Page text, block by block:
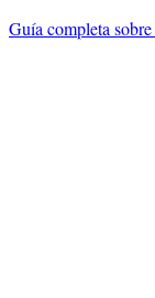
Guía completa sobre